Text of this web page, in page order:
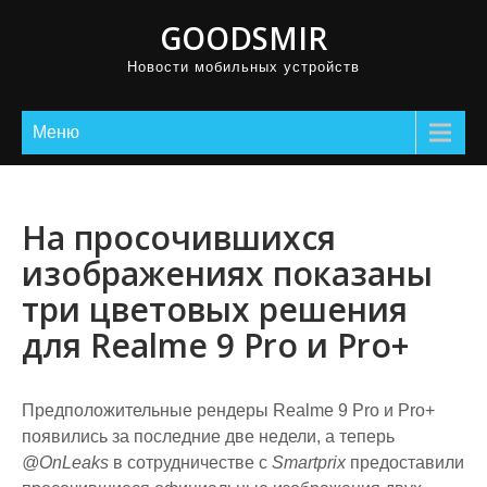
GOODSMIR
Новости мобильных устройств
Меню
На просочившихся
изображениях показаны
три цветовых решения
для Realme 9 Pro и Pro+
Предположительные рендеры Realme 9 Pro и Pro+
появились за последние две недели, а теперь
@OnLeaks в сотрудничестве с Smartprix предоставили